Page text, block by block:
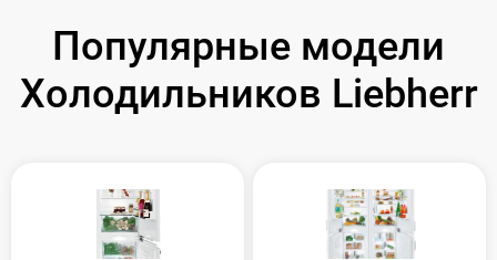
Популярные модели
Холодильников Liebherr